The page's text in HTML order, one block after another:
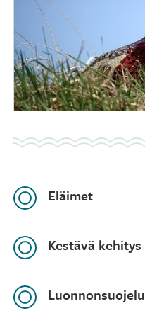
Eläimet
Kestävä kehitys
Luonnonsuojelu